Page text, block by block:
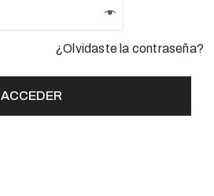
¿Olvidaste la contraseña?
ACCEDER